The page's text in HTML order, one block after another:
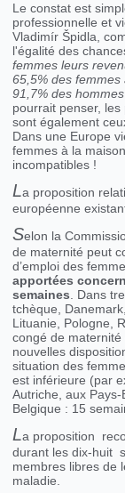
Le constat est
professionnelle et
Vladimír Špidla,
l'égalité des
femmes leurs
65,5% des
91,7% des
pourrait penser,
sont également
Dans une Europe
femmes à la
incompatibles !
La proposition
européenne
Selon la
de maternité peut
d’emploi des
apportées
semaines. Dans
tchèque,
Lituanie, Pologne,
congé de
nouvelles
situation des
est inférieure (par
Autriche, aux
Belgique : 15
La proposition
durant les dix-huit
membres libres de
maladie.